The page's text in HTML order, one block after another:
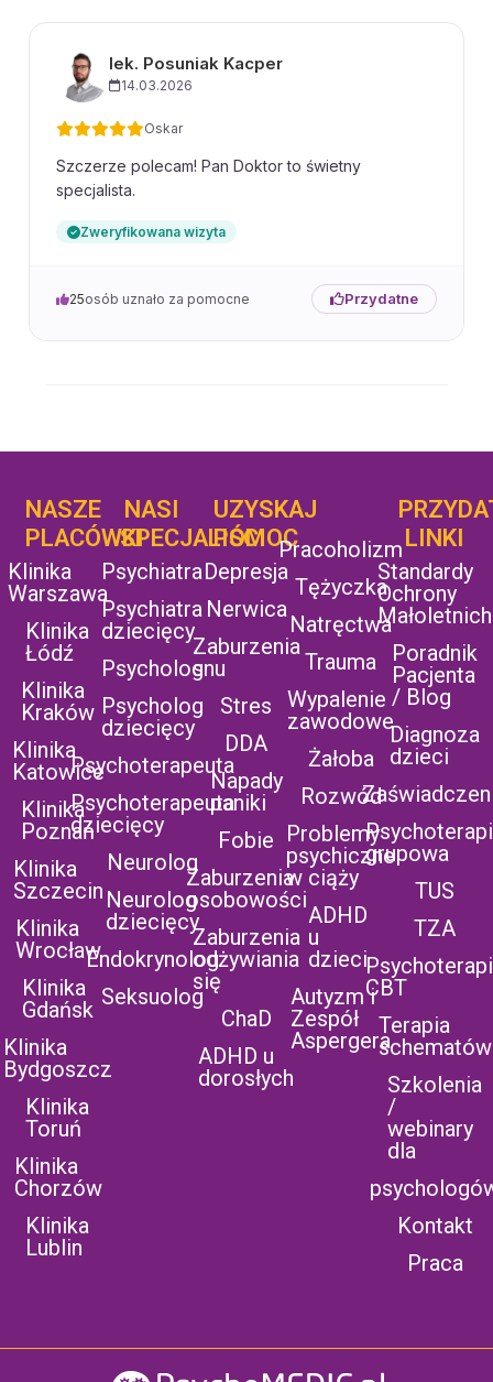
lek. Posuniak Kacper
14.03.2026
Oskar
Szczerze polecam! Pan Doktor to świetny
specjalista.
Zweryfikowana wizyta
25osób uznało za pomocne Przydatne
NASZE
PLACÓWKI
Klinika
Warszawa
Klinika
Łódź
Klinika
Kraków
Klinika
Katowice
Klinika
Poznań
Klinika
Szczecin
Klinika
Wrocław
Klinika
Gdańsk
Klinika
Bydgoszcz
Klinika
Toruń
Klinika
Chorzów
Klinika
Lublin
NASI
SPECJALIŚCI
Psychiatra
Psychiatra
dziecięcy
Psycholog
Psycholog
dziecięcy
Psychoterapeuta
Psychoterapeuta
dziecięcy
Neurolog
Neurolog
dziecięcy
Endokrynolog
Seksuolog
UZYSKAJ
POMOC
Depresja
Nerwica
Zaburzenia
snu
Stres
DDA
Napady
paniki
Fobie
Zaburzenia
osobowości
Zaburzenia
odżywiania
się
ChaD
ADHD u
dorosłych
UZYSKAJ
POMOC
Pracoholizm
Tężyczka
Natręctwa
Trauma
Wypalenie
zawodowe
Żałoba
Rozwód
Problemy
psychiczne
w ciąży
ADHD
u
dzieci
Autyzm i
Zespół
Aspergera
LINKI
Standardy
Ochrony
Małoletnich
Poradnik
Pacjenta
/ Blog
Diagnoza
dzieci
grupowa
TUS
TZA
CBT
Terapia
schematów
Szkolenia
/
webinary
dla
Kontakt
Praca